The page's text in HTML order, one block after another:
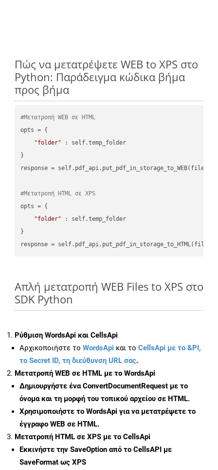
Πώς να μετατρέψετε WEB to XPS στο
Python: Παράδειγμα κώδικα βήμα
προς βήμα
#Μετατροπή WEB σε HTML
opts = {
"folder" : self.temp_folder
}
response =
#Μετατροπή HTML σε XPS
opts = {
"folder" : self.temp_folder
}
Απλή μετατροπή WEB Files to XPS στο
SDK Python
Ρύθμιση WordsApi και CellsApi
Αρχικοποιήστε το WordsApi και το CellsApi με το &PI,
το Secret ID, τη διεύθυνση URL σας.
Μετατροπή WEB σε HTML με το WordsApi
Δημιουργήστε έναConvertDocumentRequest με το
όνομα και τη μορφή του τοπικού αρχείου σε HTML.
Χρησιμοποιήστε το WordsApi για να μετατρέψετε το
έγγραφο WEB σε HTML.
Μετατροπή HTML σε XPS με το CellsApi
Εκκινήστε την SaveOption από το CellsAPI με
SaveFormat ως XPS